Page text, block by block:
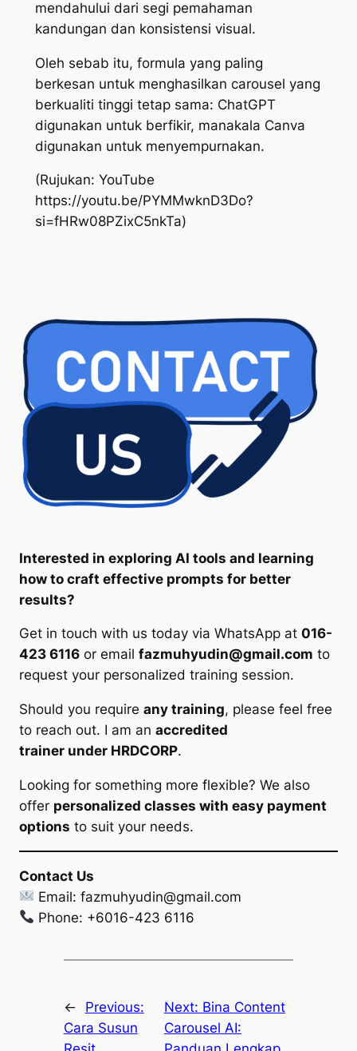
mendahului dari segi pemahaman
kandungan dan konsistensi visual.
Oleh sebab itu, formula yang paling
berkesan untuk menghasilkan carousel yang
berkualiti tinggi tetap sama: ChatGPT
digunakan untuk berfikir, manakala Canva
digunakan untuk menyempurnakan.
(Rujukan: YouTube
https://youtu.be/PYMMwknD3Do?
si=fHRw08PZixC5nkTa)
Interested in exploring AI tools and learning
how to craft effective prompts for better
results?
Get in touch with us today via WhatsApp at 016-
423 6116 or email fazmuhyudin@gmail.com to
request your personalized training session.
Should you require any training, please feel free
to reach out. I am an accredited
trainer under HRDCORP.
Looking for something more flexible? We also
offer personalized classes with easy payment
options to suit your needs.
Contact Us
Email:fazmuhyudin@gmail.com
Phone: +6016-423 6116
←
Previous:
Cara Susun
Next: Bina Content
Carousel AI: